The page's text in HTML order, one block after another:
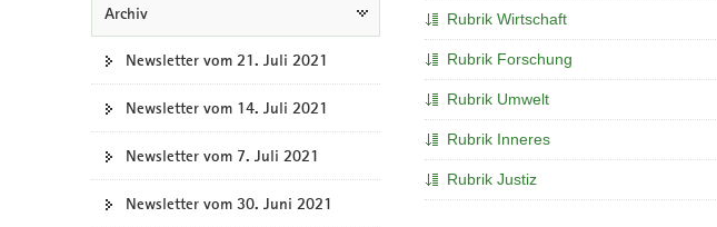
wechseln)
Archiv
Newsletter vom 21. Juli 2021
Newsletter vom 14. Juli 2021
Newsletter vom 7. Juli 2021
Newsletter vom 30. Juni 2021
Rubrik Wirtschaft
Rubrik Forschung
Rubrik Umwelt
Rubrik Inneres
Rubrik Justiz